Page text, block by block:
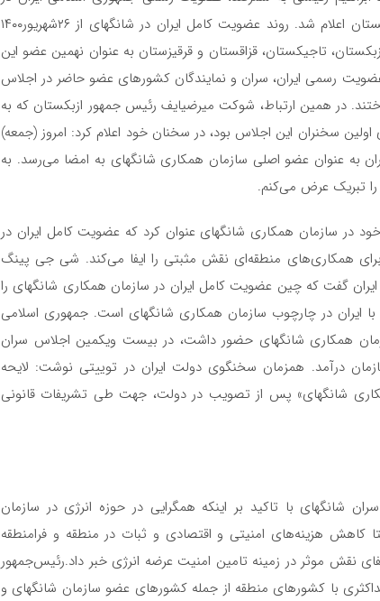
سازمان همکاری شانگهای توسط رئیس جمهور ازبکستان اعلام شد. روند عضویت کامل ایران در شانگهای از ۲۶شهریور۱۴۰۰
تاجیکستان، قزاقستان و قرقیزستان به عنوان نهمین عضو این
رسمی ایران، سران و نمایندگان کشورهای عضو حاضر در اجلاس
در همین ارتباط، شوکت میرضیایف رئیس جمهور ازبکستان که به
سخنران این اجلاس بود، در سخنان خود اعلام کرد: امروز (جمعه)
به عنوان عضو اصلی سازمان همکاری شانگهای به امضا می‌رسد. به
را تبریک عرض می‌کنم.
در سازمان همکاری شانگهای عنوان کرد که عضویت کامل ایران در
همکاری‌‌‌های منطقه‌‌‌ای نقش مثبتی را ایفا می‌کند. شی جی پینگ
گفت که چین عضویت کامل ایران در سازمان همکاری شانگهای را
ایران در چارچوب سازمان همکاری شانگهای است. جمهوری اسلامی
همکاری شانگهای حضور داشت، در بیست ویکمین اجلاس سران
درآمد. همزمان سخنگوی دولت ایران در توییتی نوشت: لایحه
شانگهای» پس از تصویب در دولت، جهت طی تشریفات قانونی
شانگهای با تاکید بر اینکه همگرایی در حوزه انرژی در سازمان
کاهش هزینه‌‌‌های امنیتی و اقتصادی و ثبات در منطقه و فرامنطقه
نقش موثر در زمینه تامین امنیت عرضه انرژی خبر داد.رئیس‌جمهور
با کشورهای منطقه از جمله کشورهای عضو سازمان شانگهای و